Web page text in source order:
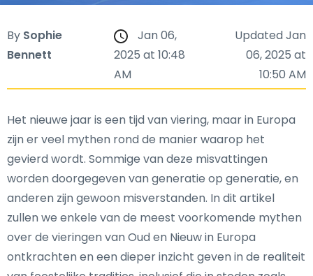
By Sophie
Bennett
Jan 06,
2025 at 10:48
AM
Updated Jan
06, 2025 at
10:50 AM
Het nieuwe jaar is een tijd van viering, maar in Europa
zijn er veel mythen rond de manier waarop het
gevierd wordt. Sommige van deze misvattingen
worden doorgegeven van generatie op generatie, en
anderen zijn gewoon misverstanden. In dit artikel
zullen we enkele van de meest voorkomende mythen
over de vieringen van Oud en Nieuw in Europa
ontkrachten en een dieper inzicht geven in de realiteit